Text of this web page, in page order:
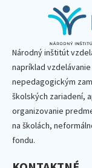
Národný inštitút
napríklad
nepedagogickým
školských zariadení,
organizovanie
na školách,
fondu.